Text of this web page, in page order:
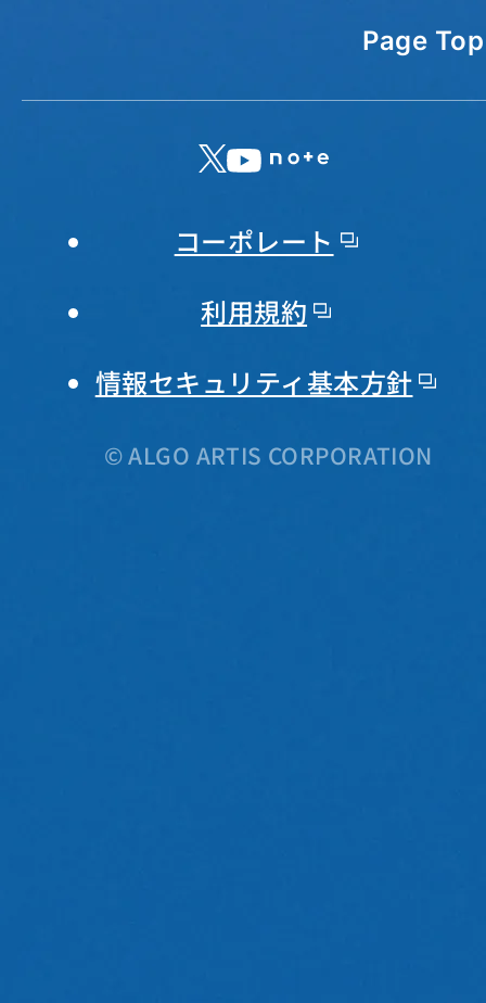
Page Top
XLinkedIn
YouTube
コーポレート
利用規約
情報セキュリティ基本方針
© ALGO ARTIS CORPORATION